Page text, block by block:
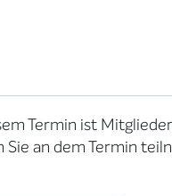
Termin ist
Sie an dem Termin